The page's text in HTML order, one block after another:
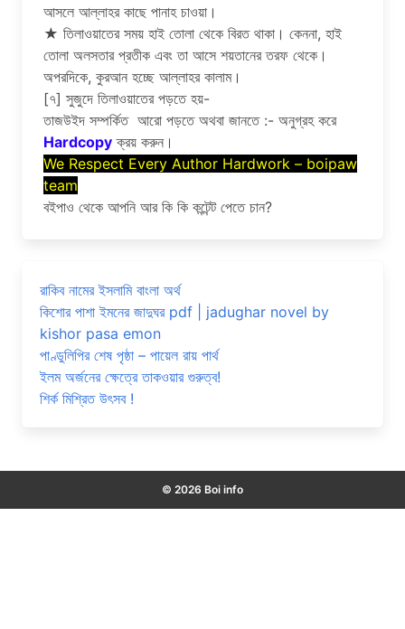
আসলে আল্লাহর কাছে পানাহ চাওয়া।
★ তিলাওয়াতের সময় হাই তোলা থেকে বিরত থাকা। কেননা, হাই
তোলা অলসতার প্রতীক এবং তা আসে শয়তানের তরফ থেকে।
অপরদিকে, কুরআন হচ্ছে আল্লাহর কালাম।
[৭] সুজুদে তিলাওয়াতের পড়তে হয়-
তাজউইদ সম্পর্কিত আরো পড়তে অথবা জানতে :- অনুগ্রহ করে
Hardcopy ক্রয় করুন।
We Respect Every Author Hardwork – boipaw
team
বইপাও থেকে আপনি আর কি কি কন্টেন্ট পেতে চান?
রাকিব নামের ইসলামি বাংলা অর্থ
কিশোর পাশা ইমনের জাদুঘর pdf | jadughar novel by
kishor pasa emon
পাণ্ডুলিপির শেষ পৃষ্ঠা – পায়েল রায় পার্থ
ইলম অর্জনের ক্ষেত্রে তাকওয়ার গুরুত্ব!
শির্ক মিশ্রিত উৎসব !
© 2026 Boi info